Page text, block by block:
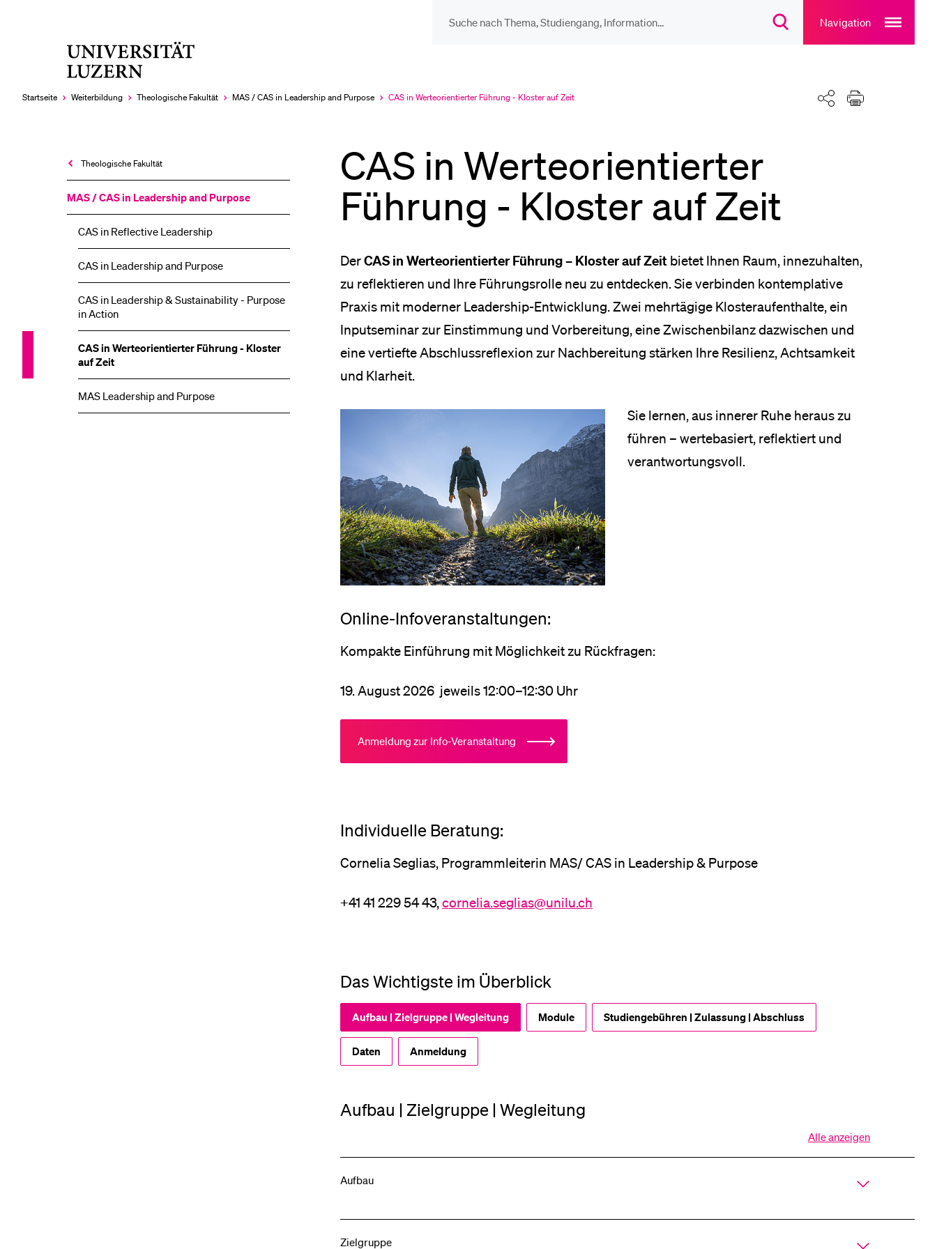
SuchdialogNavigation
main
navigation
Startseite Weiterbildung Theologische Fakultät MAS / CAS in Leadership and Purpose
Aktuell
CAS in Werteorientierter Führung - Kloster auf Zeit Teilen Drucken
Theologische Fakultät
MAS / CAS in Leadership and Purpose
CAS in Reflective Leadership
CAS in Leadership and Purpose
CAS in Leadership & Sustainability - Purpose
in Action
CAS in Werteorientierter Führung - Kloster
auf Zeit
MAS Leadership and Purpose
CAS in Werteorientierter
Führung - Kloster auf Zeit
DerCAS in Werteorientierter Führung – Kloster auf Zeit bietet Ihnen Raum, innezuhalten,
zu reflektieren und Ihre Führungsrolle neu zu entdecken. Sie verbinden kontemplative
Praxis mit moderner Leadership-Entwicklung. Zwei mehrtägige Klosteraufenthalte, ein
Inputseminar zur Einstimmung und Vorbereitung, eine Zwischenbilanz dazwischen und
eine vertiefte Abschlussreflexion zur Nachbereitung stärken Ihre Resilienz, Achtsamkeit
und Klarheit.
Sie lernen, aus innerer Ruhe heraus zu
führen – wertebasiert, reflektiert und
verantwortungsvoll.
Online-Infoveranstaltungen:
Kompakte Einführung mit Möglichkeit zu Rückfragen:
19. August 2026 jeweils 12:00–12:30 Uhr
Anmeldung zur Info-Veranstaltung
Individuelle Beratung:
Cornelia Seglias, Programmleiterin MAS/ CAS in Leadership & Purpose
+41 41 229 54 43,cornelia.seglias@unilu.ch
Das Wichtigste im Überblick
Aufbau | Zielgruppe | Wegleitung Module Studiengebühren | Zulassung | Abschluss
Daten Anmeldung
Aufbau | Zielgruppe | Wegleitung
Alle anzeigen
Sektionen
Akkordeons
Aufbau
Zielgruppe
LETZTE SUCHEN
Schulklassen und
Studien­interessierte
Forschende
Mitarbeitende
Stellensuchende
Förderer
Medien
Bibliothek
Sportangebot
Menuplan Mensa
Anmeldung und Zulassung